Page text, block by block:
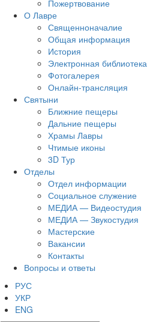
Пожертвование
О Лавре
Священноначалие
Общая информация
История
Электронная библиотека
Фотогалерея
Онлайн-трансляция
Святыни
Ближние пещеры
Дальние пещеры
Храмы Лавры
Чтимые иконы
3D Тур
Отделы
Отдел информации
Социальное служение
МЕДИА — Видеостудия
МЕДИА — Звукостудия
Мастерские
Вакансии
Контакты
Вопросы и ответы
РУС
УКР
ENG